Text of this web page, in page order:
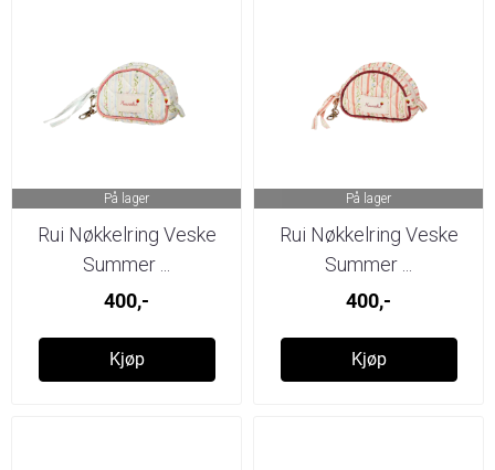
På lager
Rui Nøkkelring Veske
Summer ...
400,-
Kjøp
På lager
Rui Nøkkelring Veske
Summer ...
400,-
Kjøp